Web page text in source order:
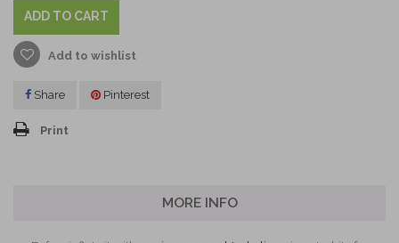
ADD TO CART
Add to wishlist
Share Pinterest
Print
MORE INFO